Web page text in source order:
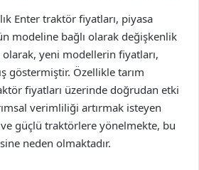
Enter traktör fiyatları, piyasa
modeline bağlı olarak değişkenlik
yeni modellerin fiyatları,
göstermiştir. Özellikle tarım
fiyatları üzerinde doğrudan etki
verimliliği artırmak isteyen
güçlü traktörlere yönelmekte, bu
neden olmaktadır.